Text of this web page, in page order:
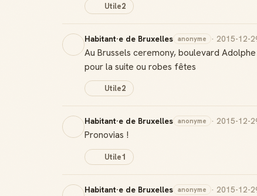
Utile2
Habitant·e de Bruxelles anonyme · 2015-12-
Au Brussels ceremony, boulevard
pour la suite ou robes fêtes
Utile2
Habitant·e de Bruxelles anonyme · 2015-12-
Pronovias !
Utile1
Habitant·e de Bruxelles anonyme · 2015-12-